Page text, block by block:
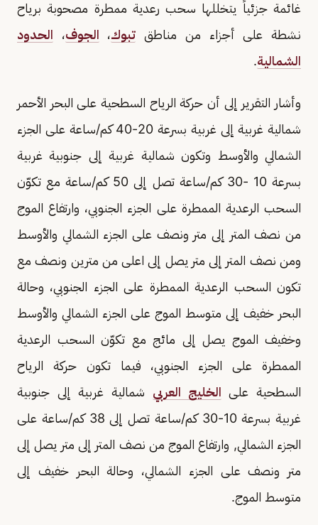
غائمة جزئياً يتخللها سحب رعدية ممطرة مصحوبة برياح
نشطة على أجزاء من مناطق تبوك، الجوف، الحدود
الشمالية.
وأشار التقرير إلى أن حركة الرياح السطحية على البحر الأحمر
شمالية غربية إلى غربية بسرعة 20-40 كم/ساعة على الجزء
الشمالي والأوسط وتكون شمالية غربية إلى جنوبية غربية
بسرعة 10 -30 كم/ساعة تصل إلى 50 كم/ساعة مع تكوّن
السحب الرعدية الممطرة على الجزء الجنوبي، وارتفاع الموج
من نصف المتر إلى متر ونصف على الجزء الشمالي والأوسط
ومن نصف المتر إلى متر يصل إلى اعلى من مترين ونصف مع
تكون السحب الرعدية الممطرة على الجزء الجنوبي، وحالة
البحر خفيف إلى متوسط الموج على الجزء الشمالي والأوسط
وخفيف الموج يصل إلى مائج مع تكوّن السحب الرعدية
الممطرة على الجزء الجنوبي، فيما تكون حركة الرياح
السطحية على الخليج العربي شمالية غربية إلى جنوبية
غربية بسرعة 10-30 كم/ساعة تصل إلى 38 كم/ساعة على
الجزء الشمالي, وارتفاع الموج من نصف المتر إلى متر يصل إلى
متر ونصف على الجزء الشمالي، وحالة البحر خفيف إلى
متوسط الموج.